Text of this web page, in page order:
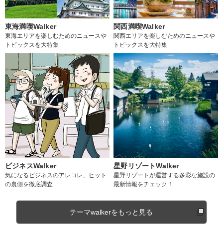
東海満喫Walker
東海エリアを楽しむためのニュースや
トピックスを大特集
関西満喫Walker
関西エリアを楽しむためのニュースや
トピックスを大特集
ビジネスWalker
気になるビジネスのアレコレ、ヒット
の裏側を徹底調査
星野リゾートWalker
星野リゾートが運営する多彩な施設の
最新情報をチェック！
テーマwalkerをもっと見る